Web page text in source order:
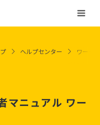
マニュアル ワー
ヘルプセンター ワーク